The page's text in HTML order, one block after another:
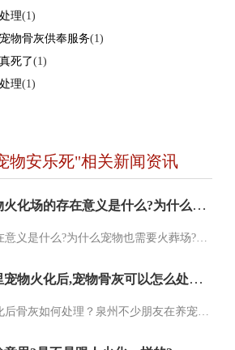
理(1)
物骨灰供奉服务(1)
死了(1)
理(1)
物安乐死"相关新闻资讯
泉州地区宠物火化场的存在意义是什么?为什么宠物也需要火葬场?
宠物火化场的存在意义是什么?为什么宠物也需要火葬场?泉州爱宠宠物火化服务【15980327732】泉州爱宠宠物火化服务提供宠物殡葬、宠物火化、小动物无公害处理、猫咪火化、狗狗火化，包括泉州、晋江、石狮、南安、惠安及…
泉州朋友家里宠物火化后,宠物骨灰可以怎么处理?